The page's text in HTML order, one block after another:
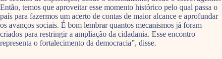
Então, temos que aproveitar esse momento histórico pelo qual passa o
país para fazermos um acerto de contas de maior alcance e aprofundar
os avanços sociais. É bom lembrar quantos mecanismos já foram
criados para restringir a ampliação da cidadania. Esse encontro
representa o fortalecimento da democracia”, disse.